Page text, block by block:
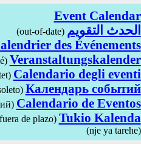
Event Calendar
(out-of-date) الحدث التقويم
des Événements
Veranstaltungskalender
Calendario degli eventi
Календарь событий
Calendario de Eventos
de plazo) Tukio Kalenda
(nje ya tarehe)